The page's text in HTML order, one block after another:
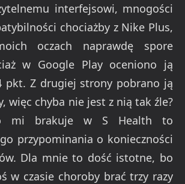
interfejsowi, mnogości
chociażby z Nike Plus,
oczach naprawdę spore
w Google Play oceniono ją
pkt. Z drugiej strony pobrano ją
więc chyba nie jest z nią tak źle?
mi brakuje w S Health to
przypominania o konieczności
Dla mnie to dość istotne, bo
w czasie choroby brać trzy razy